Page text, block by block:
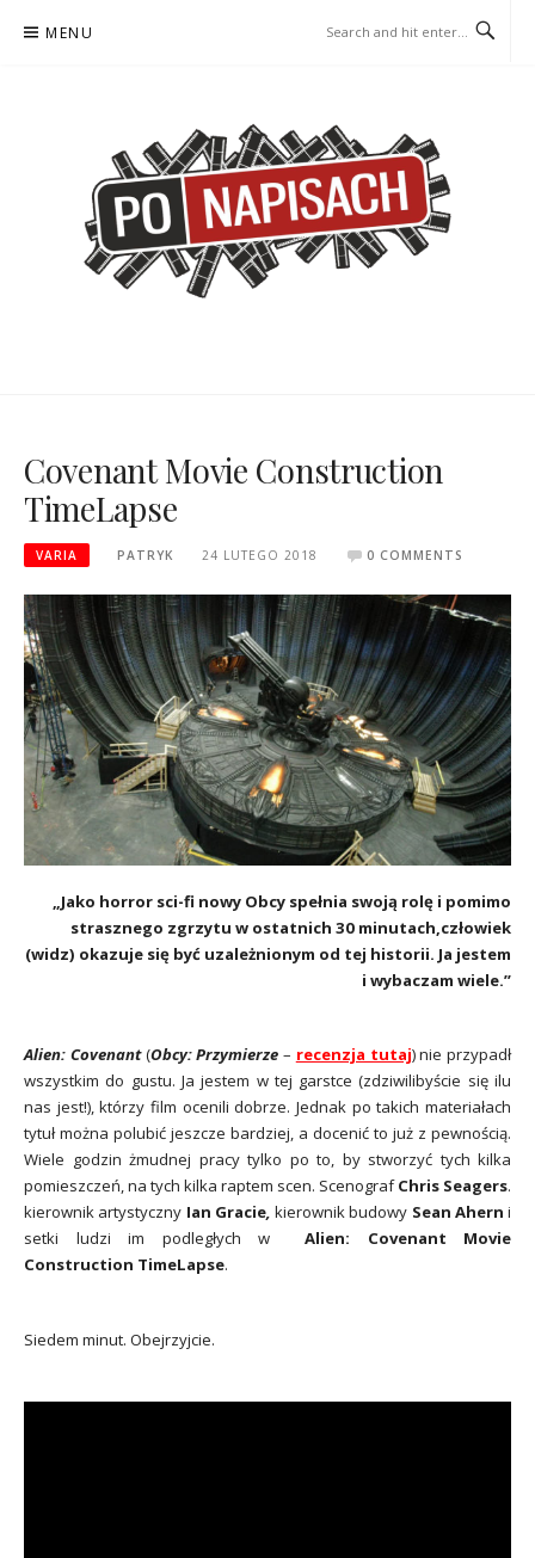
MENU
Covenant Movie Construction
TimeLapse
VARIA PATRYK 24 LUTEGO 2018 0 COMMENTS
„Jako horror sci-fi nowy Obcy spełnia swoją rolę i pomimo
strasznego zgrzytu w ostatnich 30 minutach,człowiek
(widz) okazuje się być uzależnionym od tej historii. Ja jestem
i wybaczam wiele.”
Alien: Covenant(Obcy: Przymierze – recenzja tutaj) nie przypadł
wszystkim do gustu. Ja jestem w tej garstce (zdziwilibyście się ilu
nas jest!), którzy film ocenili dobrze. Jednak po takich materiałach
tytuł można polubić jeszcze bardziej, a docenić to już z pewnością.
Wiele godzin żmudnej pracy tylko po to, by stworzyć tych kilka
pomieszczeń, na tych kilka raptem scen. ScenografChris Seagers.
kierownik artystyczny Ian Gracie, kierownik budowy Sean Ahern i
setki ludzi im podległych w Alien: Covenant Movie
Construction TimeLapse.
Siedem minut. Obejrzyjcie.